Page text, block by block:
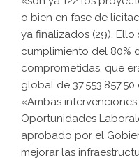
o bien en fase de
ya finalizados (29).
cumplimiento del 80%
comprometidas, que
global de 37.553.857,50
«Ambas
Oportunidades
aprobado por el
mejorar las